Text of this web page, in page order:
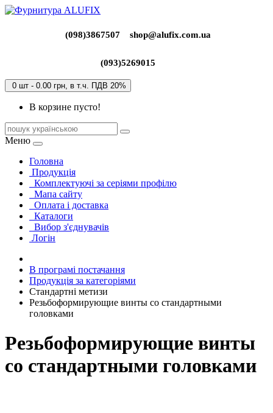
(098)3867507 shop@alufix.com.ua
(093)5269015
0 шт - 0.00 грн, в т.ч. ПДВ 20%
В корзине пусто!
Меню
Головна
Продукція
Комплектуючі за серіями профілю
Мапа сайту
Оплата і доставка
Каталоги
Вибор з'єднувачів
Логін
В програмі постачання
Продукція за категоріями
Стандартні метизи
Резьбоформирующие винты со стандартными
головками
Резьбоформирующие винты
со стандартными головками